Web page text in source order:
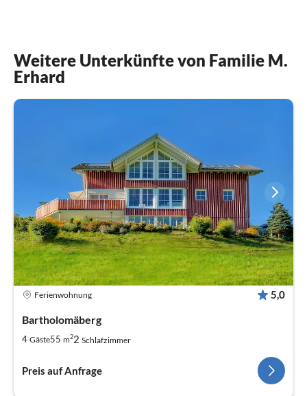
Weitere Unterkünfte von Familie M.
Erhard
Ferienwohnung 5,0
Bartholomäberg
4 Gäste55 m22 Schlafzimmer
Preis auf Anfrage